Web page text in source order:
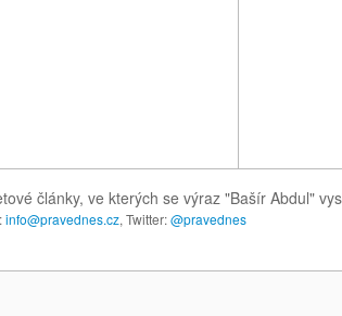
články, ve kterých se výraz "Bašír Abdul"
info@pravednes.cz, Twitter:@pravednes